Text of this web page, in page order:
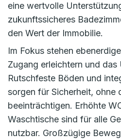
eine wertvolle
zukunftssicheres
den Wert der Immobilie.
Im Fokus stehen
Zugang erleichtern und das
Rutschfeste Böden und
sorgen für Sicherheit, ohne
beeinträchtigen. Erhöhte
Waschtische sind für alle
nutzbar. Großzügige